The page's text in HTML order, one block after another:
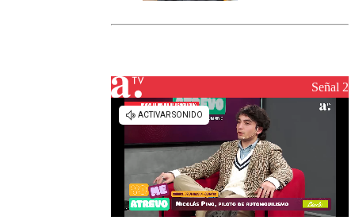
el fin de la
reconstrucciónSeñal 2